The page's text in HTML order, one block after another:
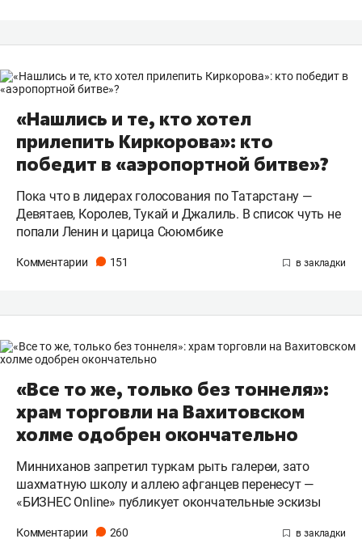
«Нашлись и те, кто хотел
прилепить Киркорова»: кто
победит в «аэропортной битве»?
Пока что в лидерах голосования по Татарстану —
Девятаев, Королев, Тукай и Джалиль. В список чуть не
попали Ленин и царица Сююмбике
Комментарии 151
«Все то же, только без тоннеля»:
храм торговли на Вахитовском
холме одобрен окончательно
Минниханов запретил туркам рыть галереи, зато
шахматную школу и аллею афганцев перенесут —
«БИЗНЕС Online» публикует окончательные эскизы
Комментарии 260